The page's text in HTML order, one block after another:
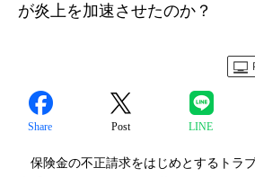
が炎上を加速させたのか？
Share Post LINE
保険金の不正請求をはじめとするトラ